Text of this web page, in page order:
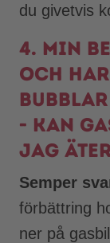
du givetvis
4. Min
och har
bubblar
- kan
jag
Semper
förbättring
ner på